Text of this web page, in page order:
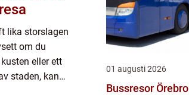
lika storslagen
om du
eller ett
staden, kan
01 augusti 2026
Bussresor Örebro så